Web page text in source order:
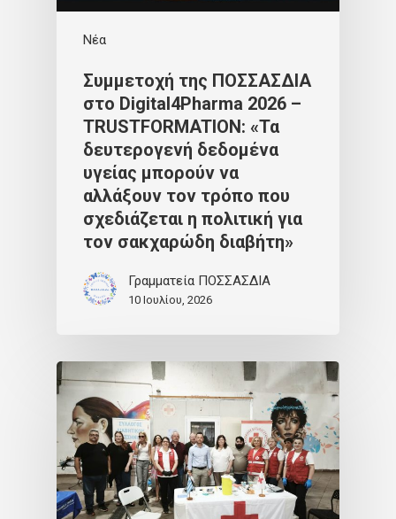
Νέα
Συμμετοχή της ΠΟΣΣΑΣΔΙΑ
στο Digital4Pharma 2026 –
TRUSTFORMATION: «Τα
δευτερογενή δεδομένα
υγείας μπορούν να
αλλάξουν τον τρόπο που
σχεδιάζεται η πολιτική για
τον σακχαρώδη διαβήτη»
Γραμματεία ΠΟΣΣΑΣΔΙΑ
10 Ιουλίου, 2026